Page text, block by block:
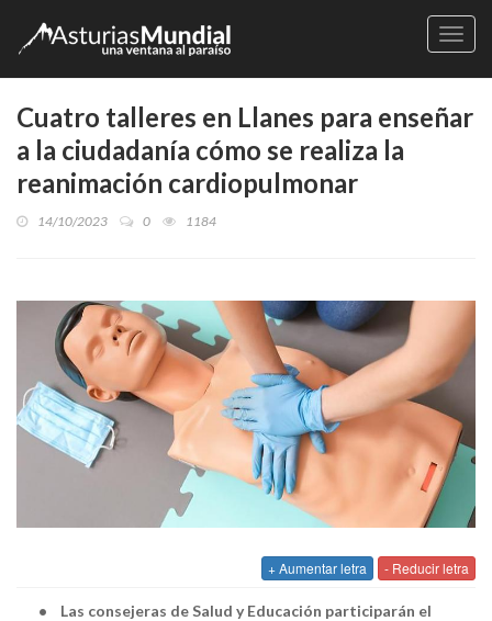
Cuatro talleres en Llanes para enseñar
a la ciudadanía cómo se realiza la
reanimación cardiopulmonar
14/10/2023 0 1184
+ Aumentar letra - Reducir letra
• Las consejeras de Salud y Educación participarán el